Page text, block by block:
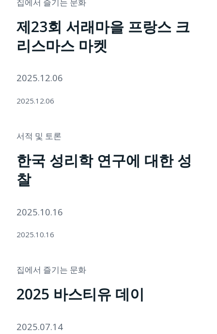
제23회 서래마을 프랑스 크
리스마스 마켓
2025.12.06
2025.12.06
서적 및 토론
한국 성리학 연구에 대한 성
찰
2025.10.16
2025.10.16
집에서 즐기는 문화
2025 바스티유 데이
2025.07.14